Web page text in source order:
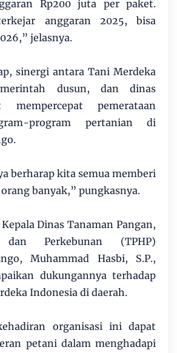
Rp200 juta per paket.
anggaran 2025, bisa
jelasnya.
sinergi antara Tani Merdeka
dusun, dan dinas
pemerataan
program pertanian di
berharap kita semua memberi
banyak,” pungkasnya.
Dinas Tanaman Pangan,
dan Perkebunan (TPHP)
Muhammad Hasbi, S.P.,
dukungannya terhadap
Indonesia di daerah.
organisasi ini dapat
petani dalam menghadapi